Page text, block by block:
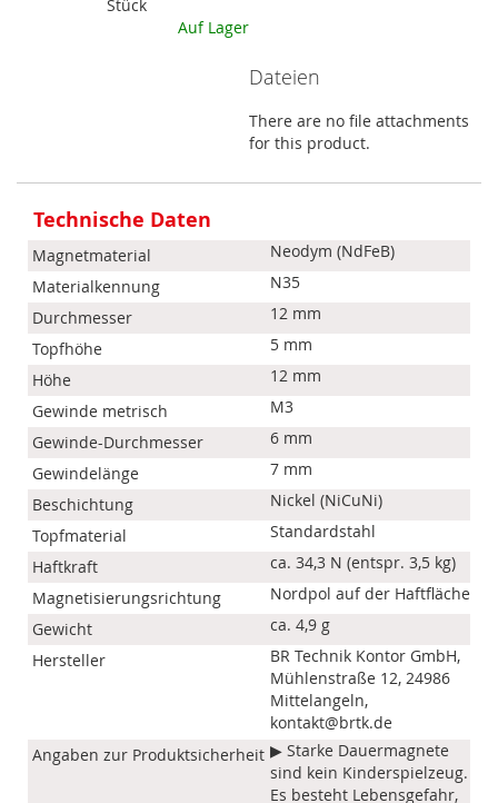
Stück
Auf Lager
Dateien
There are no file attachments
for this product.
Informationen
Technische Daten
Magnetmaterial
Neodym (NdFeB)
Materialkennung
N35
Durchmesser
12 mm
Topfhöhe
5 mm
Höhe
12 mm
Gewinde metrisch
M3
Gewinde-Durchmesser
6 mm
Gewindelänge
7 mm
Beschichtung
Nickel (NiCuNi)
Topfmaterial
Standardstahl
Haftkraft
ca. 34,3 N (entspr. 3,5 kg)
Magnetisierungsrichtung
Nordpol auf der Haftfläche
Gewicht
ca. 4,9 g
Hersteller
BR Technik Kontor GmbH,
Mühlenstraße 12, 24986
Mittelangeln,
kontakt@brtk.de
Angaben zur Produktsicherheit ▶ Starke Dauermagnete
sind kein Kinderspielzeug.
Es besteht Lebensgefahr,